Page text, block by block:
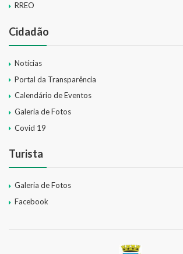
RREO
Cidadão
Notícias
Portal da Transparência
Calendário de Eventos
Galeria de Fotos
Covid 19
Turista
Galeria de Fotos
Facebook